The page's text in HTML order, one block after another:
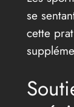
se
cette